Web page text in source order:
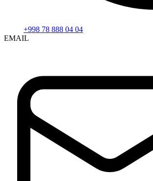
+998 78 888 04 04
EMAIL